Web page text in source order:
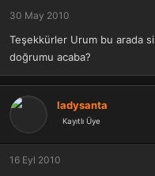
30 May 2010
Teşekkürler Urum bu arada
doğrumu acaba?
ladysanta
Kayıtlı Üye
16 Eyl 2010